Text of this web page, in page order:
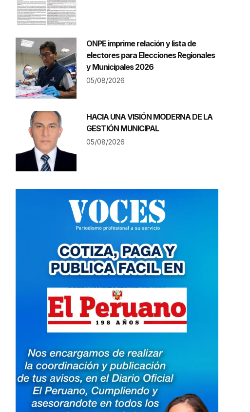
ONPE imprime relación y lista de
electores para Elecciones Regionales
y Municipales 2026
05/08/2026
HACIA UNA VISIÓN MODERNA DE LA
GESTIÓN MUNICIPAL
05/08/2026